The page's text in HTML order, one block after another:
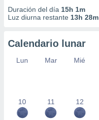
Duración del día 15h 1m
Luz diurna restante 13h 28m
Calendario lunar
Lun Mar Mié
10 11 12